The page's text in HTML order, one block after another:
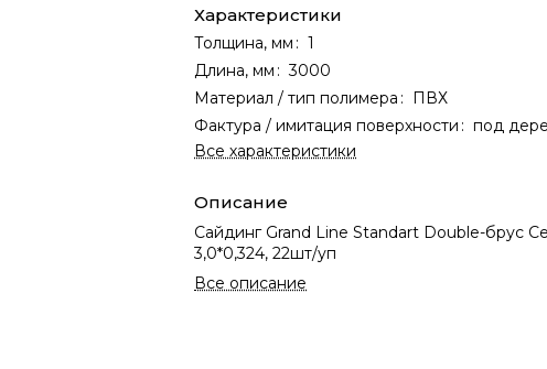
Характеристики
Толщина, мм : 1
Длина, мм : 3000
Материал / тип полимера : ПВХ
Фактура / имитация поверхности : под
Все характеристики
Описание
Сайдинг Grand Line Standart Double-брус
3,0*0,324, 22шт/уп
Все описание